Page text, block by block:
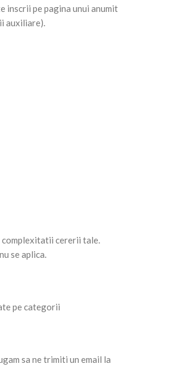
inscrii pe pagina unui anumit
auxiliare).
complexitatii cererii tale.
se aplica.
pe categorii
sa ne trimiti un email la